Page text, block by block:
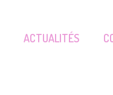
ACTUALITÉS